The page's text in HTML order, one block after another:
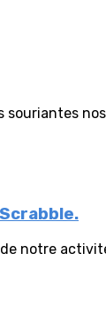
souriantes
notre